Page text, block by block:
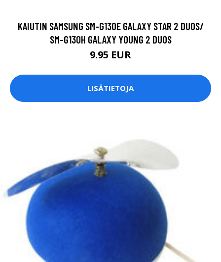
KAIUTIN SAMSUNG SM-G130E GALAXY STAR 2 DUOS/
SM-G130H GALAXY YOUNG 2 DUOS
9.95 EUR
LISÄTIETOJA